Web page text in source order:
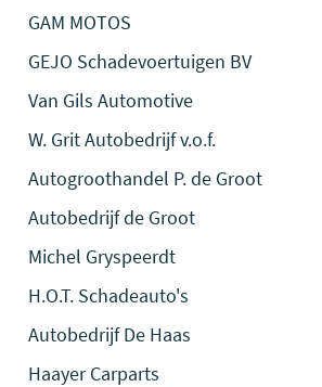
GAM MOTOS
GEJO Schadevoertuigen BV
Van Gils Automotive
W. Grit Autobedrijf v.o.f.
Autogroothandel P. de Groot
Autobedrijf de Groot
Michel Gryspeerdt
H.O.T. Schadeauto's
Autobedrijf De Haas
Haayer Carparts